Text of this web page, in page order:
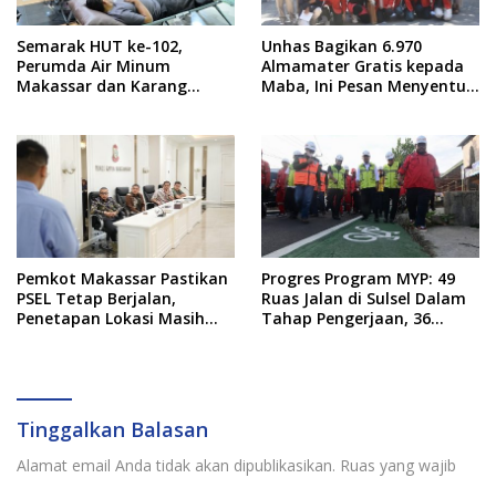
Semarak HUT ke-102,
Perumda Air Minum
Makassar dan Karang
Unhas Bagikan 6.970
Almamater Gratis kepada
Maba, Ini Pesan Menyentuh
Pemkot Makassar Pastikan
PSEL Tetap Berjalan,
Penetapan Lokasi Masih
Progres Program MYP: 49
Ruas Jalan di Sulsel Dalam
Tahap Pengerjaan, 36
Tinggalkan Balasan
Alamat email Anda tidak akan dipublikasikan. Ruas yang wajib